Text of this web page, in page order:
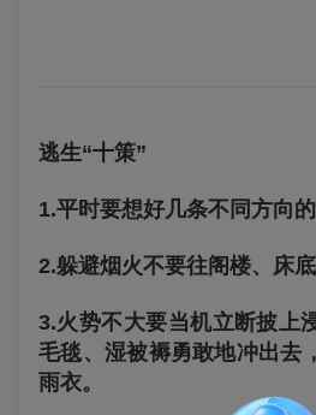
逃生“十策”
1.平时要想好几条不同方向的
2.躲避烟火不要往阁楼、床底
3.火势不大要当机立断披上
毛毯、湿被褥勇敢地冲出去
雨衣。